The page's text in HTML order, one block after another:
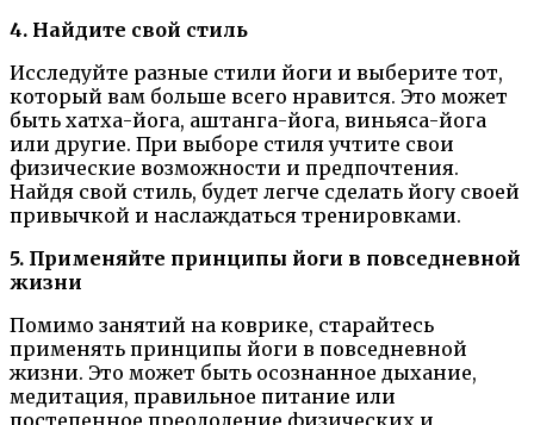
4. Найдите свой стиль
Исследуйте разные стили йоги и выберите тот,
который вам больше всего нравится. Это может
быть хатха-йога, аштанга-йога, виньяса-йога
или другие. При выборе стиля учтите свои
физические возможности и предпочтения.
Найдя свой стиль, будет легче сделать йогу своей
привычкой и наслаждаться тренировками.
5. Применяйте принципы йоги в повседневной
жизни
Помимо занятий на коврике, старайтесь
применять принципы йоги в повседневной
жизни. Это может быть осознанное дыхание,
медитация, правильное питание или
постепенное преодоление физических и